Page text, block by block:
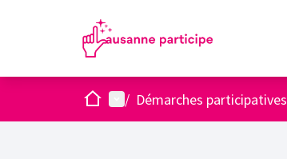
AccueilMenu principal
/ Démarches participatives